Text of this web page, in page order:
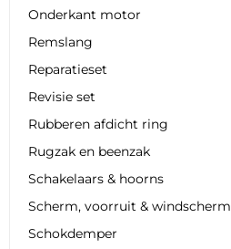
Onderkant motor
Remslang
Reparatieset
Revisie set
Rubberen afdicht ring
Rugzak en beenzak
Schakelaars & hoorns
Scherm, voorruit & windscherm
Schokdemper